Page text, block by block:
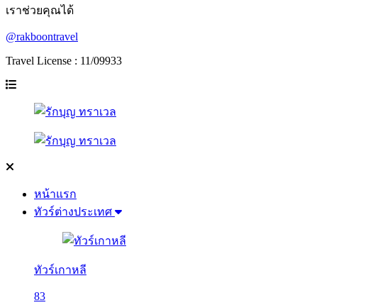
เราช่วยคุณได้
@rakboontravel
Travel License : 11/09933
หน้าแรก
ทัวร์ต่างประเทศ
ทัวร์เกาหลี
83